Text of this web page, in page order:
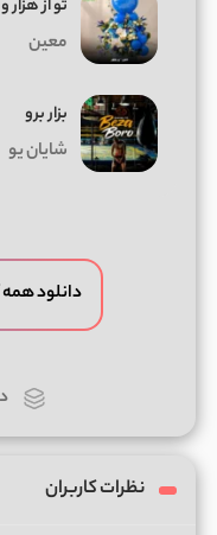
تو از
معین
بزار برو
شایان یو
دانلود
نظرات کاربران